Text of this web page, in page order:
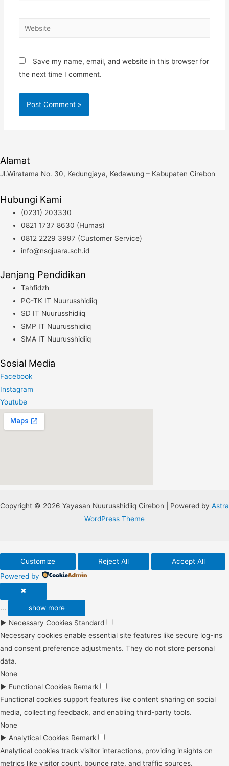
Website
Save my name, email, and website in this browser for
the next time I comment.
Alamat
Jl.Wiratama No. 30, Kedungjaya, Kedawung – Kabupaten Cirebon
Hubungi Kami
(0231) 203330
0821 1737 8630 (Humas)
0812 2229 3997 (Customer Service)
info@nsqjuara.sch.id
Jenjang Pendidikan
Tahfidzh
PG-TK IT Nuurusshidiiq
SD IT Nuurusshidiiq
SMP IT Nuurusshidiiq
SMA IT Nuurusshidiiq
Sosial Media
Facebook
Instagram
Youtube
Copyright © 2026 Yayasan Nuurusshidiiq Cirebon | Powered by Astra
WordPress Theme
Customize Reject All
Accept All
Powered by
✖
...
show more
► Necessary Cookies Standard
Necessary cookies enable essential site features like secure log-ins
and consent preference adjustments. They do not store personal
data.
None
► Functional Cookies Remark
Functional cookies support features like content sharing on social
media, collecting feedback, and enabling third-party tools.
None
► Analytical Cookies Remark
Analytical cookies track visitor interactions, providing insights on
metrics like visitor count, bounce rate, and traffic sources.